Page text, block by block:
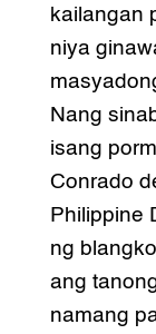
kailangan
niya
Nang
isang
Conrado
Philippine
ng
ang
namang